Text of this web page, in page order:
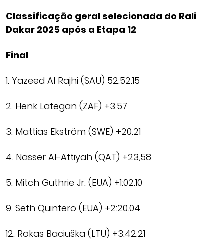
Classificação geral selecionada do Rali
Dakar 2025 após a Etapa 12
Final
1. Yazeed Al Rajhi (SAU) 52:52.15
2. Henk Lategan (ZAF) +3.57
3. Mattias Ekström (SWE) +20.21
4. Nasser Al-Attiyah (QAT) +23,58
5. Mitch Guthrie Jr. (EUA) +1:02.10
9. Seth Quintero (EUA) +2:20.04
12. Rokas Baciuška (LTU) +3:42.21